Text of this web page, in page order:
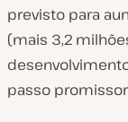
previsto para
(mais 3,2
passo